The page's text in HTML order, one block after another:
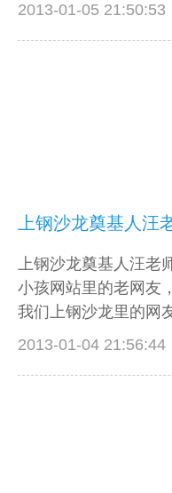
2013-01-05 21:50:53
上钢沙龙奠基人汪老
小孩网站里的老网友
我们上钢沙龙里的网
2013-01-04 21:56:44